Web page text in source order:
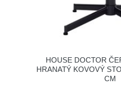
HOUSE DOCTOR
HRANATÝ KOVOVÝ
CM